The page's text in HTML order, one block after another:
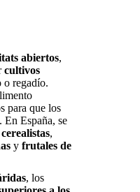
abiertos,
cultivos
o regadío.
para que los
En España, se
,
y frutales de
, los